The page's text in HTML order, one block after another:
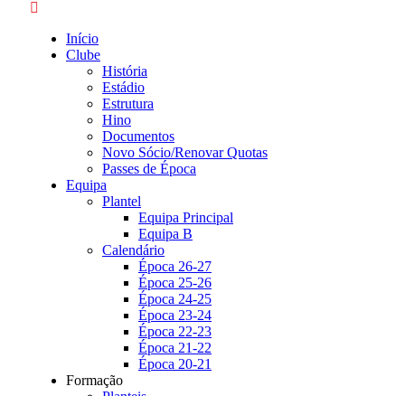
Início
Clube
História
Estádio
Estrutura
Hino
Documentos
Novo Sócio/Renovar Quotas
Passes de Época
Equipa
Plantel
Equipa Principal
Equipa B
Calendário
Época 26-27
Época 25-26
Época 24-25
Época 23-24
Época 22-23
Época 21-22
Época 20-21
Formação